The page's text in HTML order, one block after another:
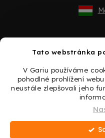
Tato webstránka
V Gariu používáme
pohodlné prohlížení
neustále zlepšovali jeho